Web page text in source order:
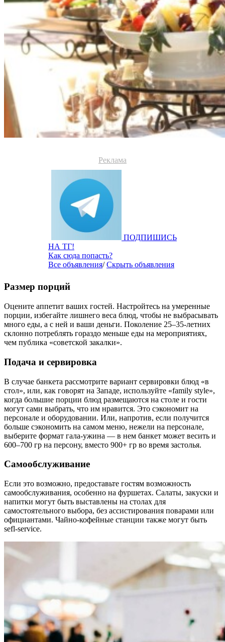
Реклама
ПОДПИШИСЬ
НА ТГ!
Как сюда попасть?
Все объявления/Скрыть объявления
Размер порций
Оцените аппетит ваших гостей. Настройтесь на умеренные
порции, избегайте лишнего веса блюд, чтобы не выбрасывать
много еды, а с ней и ваши деньги. Поколение 25–35-летних
склонно потреблять гораздо меньше еды на мероприятиях,
чем публика «советской закалки».
Подача и сервировка
В случае банкета рассмотрите вариант сервировки блюд «в
стол», или, как говорят на Западе, используйте «family style»,
когда большие порции блюд размещаются на столе и гости
могут сами выбрать, что им нравится. Это сэкономит на
персонале и оборудовании. Или, напротив, если получится
больше сэкономить на самом меню, нежели на персонале,
выберите формат гала-ужина — в нем банкет может весить и
600–700 гр на персону, вместо 900+ гр во время застолья.
Самообслуживание
Если это возможно, предоставьте гостям возможность
самообслуживания, особенно на фуршетах. Салаты, закуски и
напитки могут быть выставлены на столах для
самостоятельного выбора, без ассистирования поварами или
официантами. Чайно-кофейные станции также могут быть
sefl-service.